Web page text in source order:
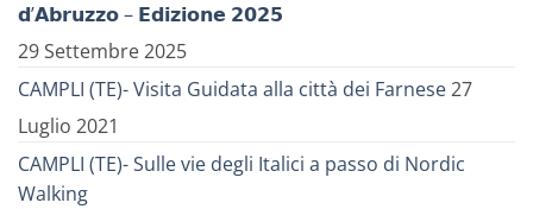
𝗱’𝗔𝗯𝗿𝘂𝘇𝘇𝗼 – 𝗘𝗱𝗶𝘇𝗶𝗼𝗻𝗲 𝟮𝟬𝟮𝟱
29 Settembre 2025
CAMPLI (TE)- Visita Guidata alla città dei Farnese27
Luglio 2021
CAMPLI (TE)- Sulle vie degli Italici a passo di Nordic
Walking